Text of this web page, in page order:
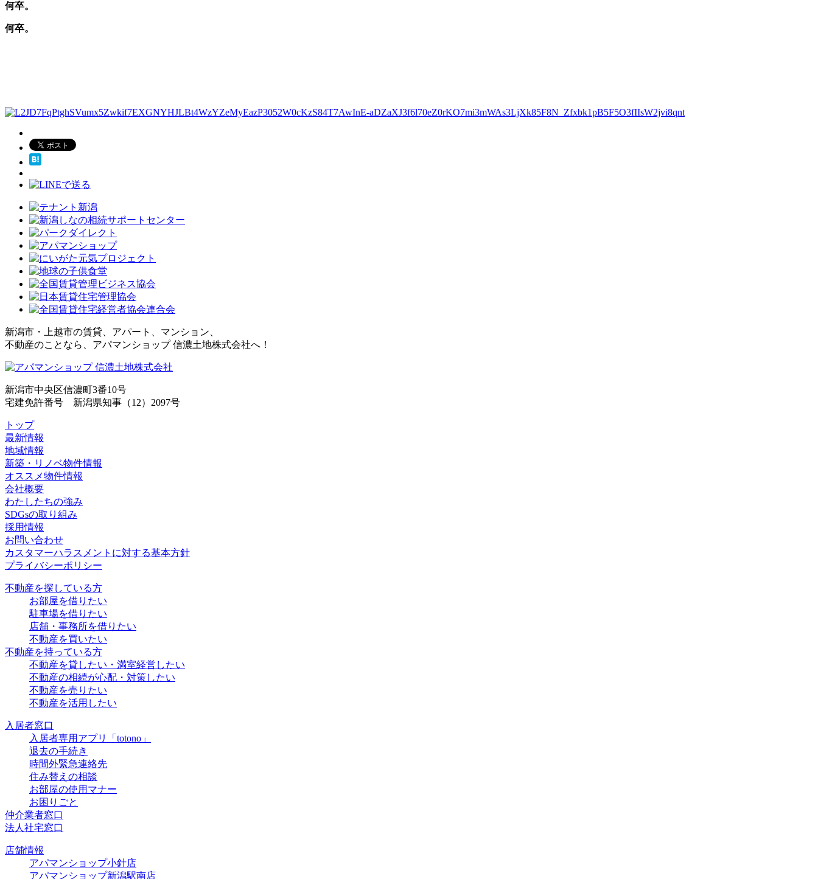
何卒。
何卒。
新潟市・上越市の賃貸、アパート、マンション、
不動産のことなら、アパマンショップ 信濃土地株式会社へ！
新潟市中央区信濃町3番10号
宅建免許番号 新潟県知事（12）2097号
トップ
最新情報
地域情報
新築・リノベ物件情報
オススメ物件情報
会社概要
わたしたちの強み
SDGsの取り組み
採用情報
お問い合わせ
カスタマーハラスメントに対する基本方針
プライバシーポリシー
不動産を探している方
お部屋を借りたい
駐車場を借りたい
店舗・事務所を借りたい
不動産を買いたい
不動産を持っている方
不動産を貸したい・満室経営したい
不動産の相続が心配・対策したい
不動産を売りたい
不動産を活用したい
入居者窓口
入居者専用アプリ「totono」
退去の手続き
時間外緊急連絡先
住み替えの相談
お部屋の使用マナー
お困りごと
仲介業者窓口
法人社宅窓口
店舗情報
アパマンショップ小針店
アパマンショップ新潟駅南店